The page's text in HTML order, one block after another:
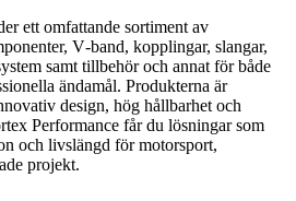
ett omfattande sortiment av
V‑band, kopplingar, slangar,
samt tillbehör och annat för både
ändamål. Produkterna är
design, hög hållbarhet och
Performance får du lösningar som
och livslängd för motorsport,
projekt.